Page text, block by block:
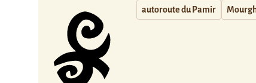
autoroute du Pamir